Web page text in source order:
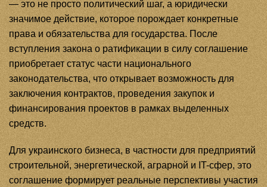
— это не просто политический шаг, а юридически
значимое действие, которое порождает конкретные
права и обязательства для государства. После
вступления закона о ратификации в силу соглашение
приобретает статус части национального
законодательства, что открывает возможность для
заключения контрактов, проведения закупок и
финансирования проектов в рамках выделенных
средств.
Для украинского бизнеса, в частности для предприятий
строительной, энергетической, аграрной и IT-сфер, это
соглашение формирует реальные перспективы участия